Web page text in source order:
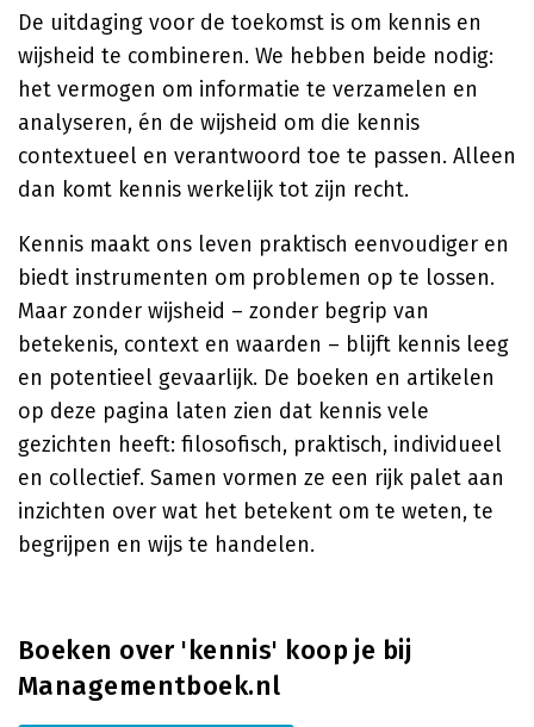
De uitdaging voor de toekomst is om kennis en
wijsheid te combineren. We hebben beide nodig:
het vermogen om informatie te verzamelen en
analyseren, én de wijsheid om die kennis
contextueel en verantwoord toe te passen. Alleen
dan komt kennis werkelijk tot zijn recht.
Kennis maakt ons leven praktisch eenvoudiger en
biedt instrumenten om problemen op te lossen.
Maar zonder wijsheid – zonder begrip van
betekenis, context en waarden – blijft kennis leeg
en potentieel gevaarlijk. De boeken en artikelen
op deze pagina laten zien dat kennis vele
gezichten heeft: filosofisch, praktisch, individueel
en collectief. Samen vormen ze een rijk palet aan
inzichten over wat het betekent om te weten, te
begrijpen en wijs te handelen.
Boeken over 'kennis' koop je bij
Managementboek.nl